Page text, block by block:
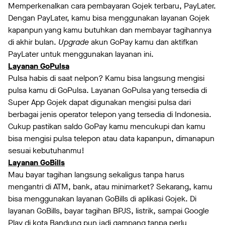
Memperkenalkan cara pembayaran Gojek terbaru, PayLater.
Dengan PayLater, kamu bisa menggunakan layanan Gojek
kapanpun yang kamu butuhkan dan membayar tagihannya
di akhir bulan. Upgradeakun GoPay kamu dan aktifkan
PayLater untuk menggunakan layanan ini.
Layanan GoPulsa
Pulsa habis di saat nelpon? Kamu bisa langsung mengisi
pulsa kamu di GoPulsa. Layanan GoPulsa yang tersedia di
Super App Gojek dapat digunakan mengisi pulsa dari
berbagai jenis operator telepon yang tersedia di Indonesia.
Cukup pastikan saldo GoPay kamu mencukupi dan kamu
bisa mengisi pulsa telepon atau data kapanpun, dimanapun
sesuai kebutuhanmu!
Layanan GoBills
Mau bayar tagihan langsung sekaligus tanpa harus
mengantri di ATM, bank, atau minimarket? Sekarang, kamu
bisa menggunakan layanan GoBills di aplikasi Gojek. Di
layanan GoBills, bayar tagihan BPJS, listrik, sampai Google